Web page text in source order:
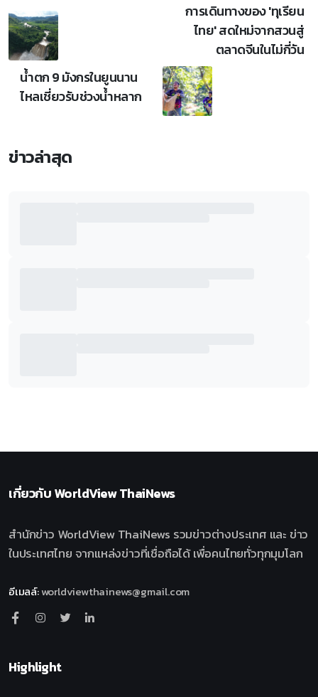
น้ำตก 9 มังกรในยูนนาน
ไหลเชี่ยวรับช่วงน้ำหลาก
การเดินทางของ 'ทุเรียน
ไทย' สดใหม่จากสวนสู่
ตลาดจีนในไม่กี่วัน
ข่าวล่าสุด
เกี่ยวกับWorldView ThaiNews
สำนักข่าว WorldView ThaiNews รวมข่าวต่างประเทศ และ ข่าว
ในประเทศไทย จากแหล่งข่าวที่เชื่อถือได้ เพื่อคนไทยทั่วทุกมุมโลก
อีเมลล์:worldviewthainews@gmail.com
Highlight